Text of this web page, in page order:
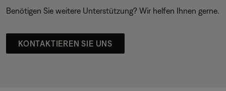
Benötigen Sie weitere Unterstützung? Wir helfen Ihnen gerne.
KONTAKTIEREN SIE UNS